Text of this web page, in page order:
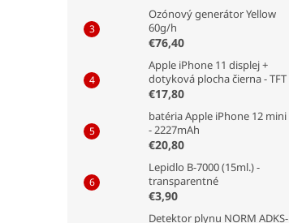
Ozónový generátor Yellow
60g/h
€76,40
Apple iPhone 11 displej +
dotyková plocha čierna - TFT
€17,80
batéria Apple iPhone 12 mini
- 2227mAh
€20,80
Lepidlo B-7000 (15ml.) -
transparentné
€3,90
Detektor plynu NORM ADKS-